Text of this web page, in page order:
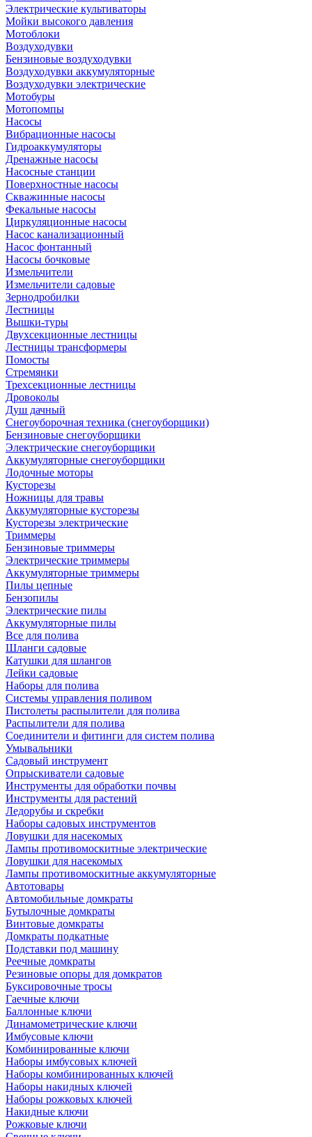
Электрические культиваторы
Мойки высокого давления
Мотоблоки
Воздуходувки
Бензиновые воздуходувки
Воздуходувки аккумуляторные
Воздуходувки электрические
Мотобуры
Мотопомпы
Насосы
Вибрационные насосы
Гидроаккумуляторы
Дренажные насосы
Насосные станции
Поверхностные насосы
Скважинные насосы
Фекальные насосы
Циркуляционные насосы
Насос канализационный
Насос фонтанный
Насосы бочковые
Измельчители
Измельчители садовые
Зернодробилки
Лестницы
Вышки-туры
Двухсекционные лестницы
Лестницы трансформеры
Помосты
Стремянки
Трехсекционные лестницы
Дровоколы
Душ дачный
Снегоуборочная техника (снегоуборщики)
Бензиновые снегоуборщики
Электрические снегоуборщики
Аккумуляторные снегоуборщики
Лодочные моторы
Кусторезы
Ножницы для травы
Аккумуляторные кусторезы
Кусторезы электрические
Триммеры
Бензиновые триммеры
Электрические триммеры
Аккумуляторные триммеры
Пилы цепные
Бензопилы
Электрические пилы
Аккумуляторные пилы
Все для полива
Шланги садовые
Катушки для шлангов
Лейки садовые
Наборы для полива
Системы управления поливом
Пистолеты распылители для полива
Распылители для полива
Соединители и фитинги для систем полива
Умывальники
Садовый инструмент
Опрыскиватели садовые
Инструменты для обработки почвы
Инструменты для растений
Ледорубы и скребки
Наборы садовых инструментов
Ловушки для насекомых
Лампы противомоскитные электрические
Ловушки для насекомых
Лампы противомоскитные аккумуляторные
Автотовары
Автомобильные домкраты
Бутылочные домкраты
Винтовые домкраты
Домкраты подкатные
Подставки под машину
Реечные домкраты
Резиновые опоры для домкратов
Буксировочные тросы
Гаечные ключи
Баллонные ключи
Динамометрические ключи
Имбусовые ключи
Комбинированные ключи
Наборы имбусовых ключей
Наборы комбинированных ключей
Наборы накидных ключей
Наборы рожковых ключей
Накидные ключи
Рожковые ключи